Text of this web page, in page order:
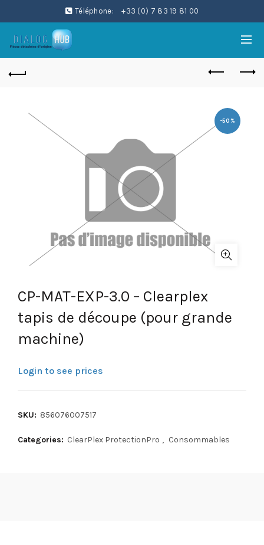
Téléphone: +33 (0) 7 83 19 81 00
-50%
CP-MAT-EXP-3.0 – Clearplex
tapis de découpe (pour grande
machine)
Login to see prices
SKU: 856076007517
Categories: ClearPlex ProtectionPro , Consommables